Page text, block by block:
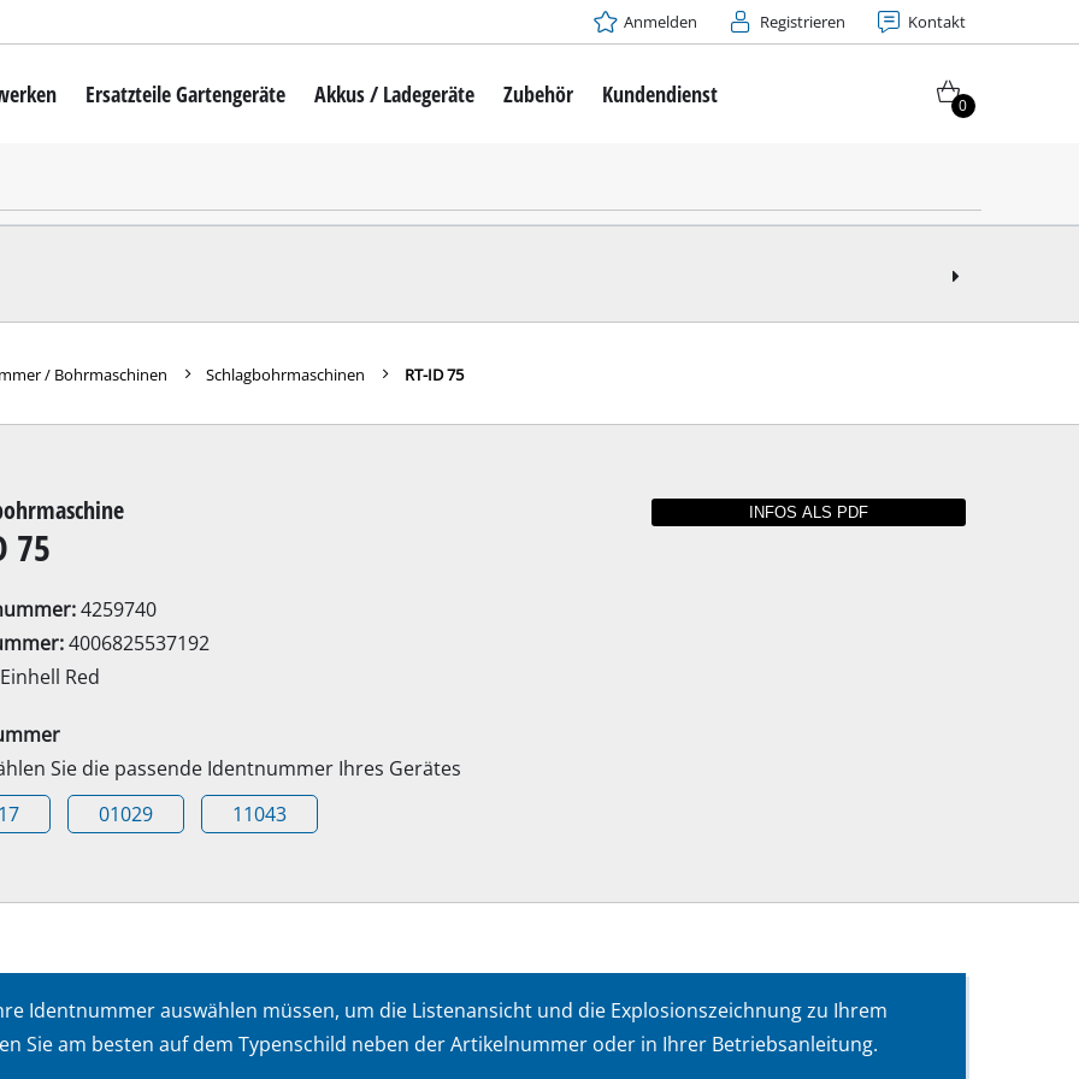
Anmelden Registrieren Kontakt
Ersatzteile Gartengeräte
Akku-Rasenmäher
Elektro-Rasenmäher
Akku-Rasentrimmer
Elektro-Rasentrimmer
Akku-Sensen
Benzin-Heckenscheren
Teleskop-Heckenscheren
Klarwasserpumpen
Akkus / Ladegeräte Zubehör Kundendienst 0
/ Bohrmaschinen Schlagbohrmaschinen RT-ID 75
75
4259740
4006825537192
Einhell Red
Sie die passende Identnummer Ihres Gerätes
01029 11043
Identnummer auswählen müssen, um die Listenansicht und die Explosionszeichnung zu Ihrem
Sie am besten auf dem Typenschild neben der Artikelnummer oder in Ihrer Betriebsanleitung.